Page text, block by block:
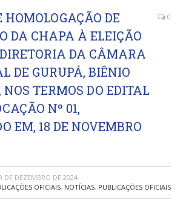
HOMOLOGAÇÃO DE
DA CHAPA À ELEIÇÃO
DA CÂMARA
DE GURUPÁ, BIÊNIO
TERMOS DO EDITAL
Nº 01,
EM, 18 DE NOVEMBRO
0
DE DEZEMBRO DE 2024
OFICIAIS, NOTÍCIAS, PUBLICAÇÕES OFICIAIS